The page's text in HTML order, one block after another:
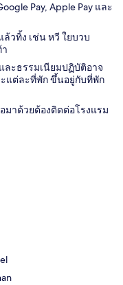
Pay, Apple Pay และ
วทิ้ง เช่น หวี ใยบวบ
ละธรรมเนียมปฏิบัติอาจ
แต่ละที่พัก ขึ้นอยู่กับที่พัก
มาด้วยต้องติดต่อโรงแรม